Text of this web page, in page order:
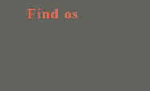
Find os